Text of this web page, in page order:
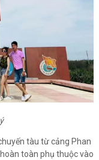
tàu từ cảng Phan
toàn phụ thuộc vào